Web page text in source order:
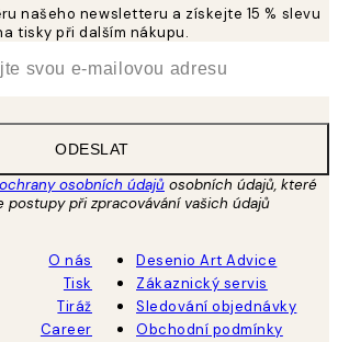
našeho newsletteru a získejte 15 % slevu
tisky při dalším nákupu.
ODESLAT
osobních údajů osobních údajů, které
postupy při zpracovávání vašich údajů
O nás
Tisk
Tiráž
Career
Desenio Art Advice
Zákaznický servis
Sledování objednávky
Obchodní podmínky